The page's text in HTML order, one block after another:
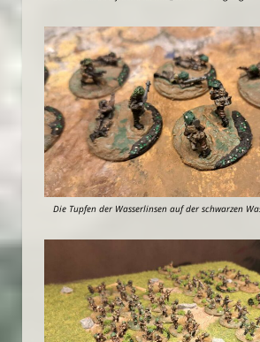
Die Tupfen der Wasserlinsen auf der schwarzen